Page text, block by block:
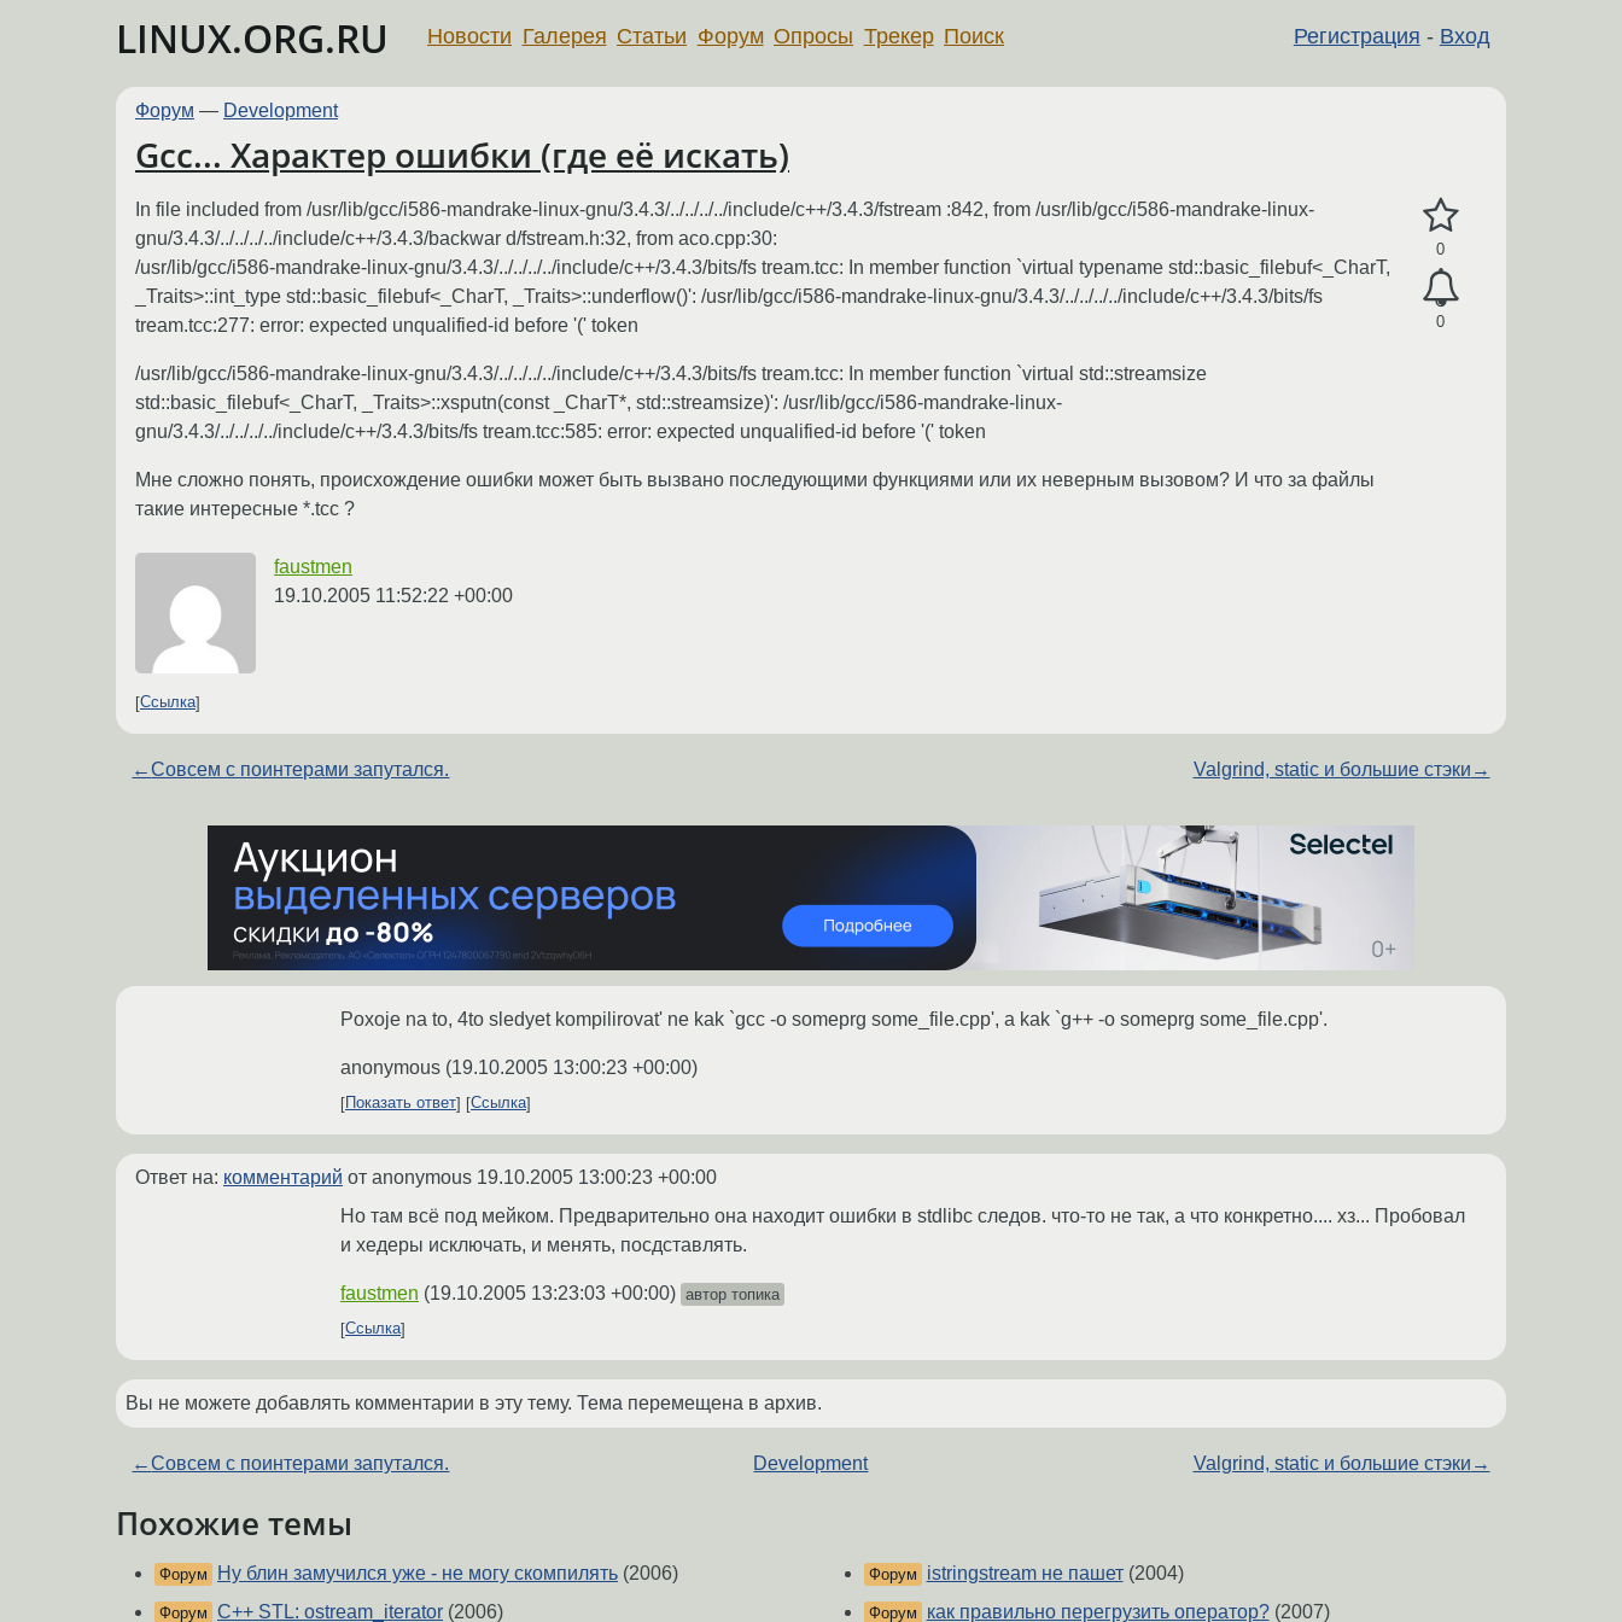
LINUX.ORG.RU Регистрация - Вход
Новости Галерея Статьи Форум Опросы Трекер Поиск
Форум — Development
Gcc... Характер ошибки (где её искать)
0
0
In file included from /usr/lib/gcc/i586-mandrake-linux-gnu/3.4.3/../../../../include/c++/3.4.3/fstream :842, from /usr/lib/gcc/i586-mandrake-linux-
gnu/3.4.3/../../../../include/c++/3.4.3/backwar d/fstream.h:32, from aco.cpp:30:
/usr/lib/gcc/i586-mandrake-linux-gnu/3.4.3/../../../../include/c++/3.4.3/bits/fs tream.tcc: In member function `virtual typename std::basic_filebuf<_CharT,
_Traits>::int_type std::basic_filebuf<_CharT, _Traits>::underflow()': /usr/lib/gcc/i586-mandrake-linux-gnu/3.4.3/../../../../include/c++/3.4.3/bits/fs
tream.tcc:277: error: expected unqualified-id before '(' token
/usr/lib/gcc/i586-mandrake-linux-gnu/3.4.3/../../../../include/c++/3.4.3/bits/fs tream.tcc: In member function `virtual std::streamsize
std::basic_filebuf<_CharT, _Traits>::xsputn(const _CharT*, std::streamsize)': /usr/lib/gcc/i586-mandrake-linux-
gnu/3.4.3/../../../../include/c++/3.4.3/bits/fs tream.tcc:585: error: expected unqualified-id before '(' token
Мне сложно понять, происхождение ошибки может быть вызвано последующими функциями или их неверным вызовом? И что за файлы
такие интересные *.tcc ?
faustmen
19.10.2005 11:52:22 +00:00
Ссылка
←Совсем с поинтерами запутался. Valgrind, static и большие стэки →
Poxoje na to, 4to sledyet kompilirovat' ne kak `gcc -o someprg some_file.cpp', a kak `g++ -o someprg some_file.cpp'.
anonymous (19.10.2005 13:00:23 +00:00)
Показать ответ Ссылка
Ответ на: комментарий от anonymous 19.10.2005 13:00:23 +00:00
Но там всё под мейком. Предварительно она находит ошибки в stdlibc следов. что-то не так, а что конкретно.... хз... Пробовал
и хедеры исключать, и менять, посдставлять.
faustmen (19.10.2005 13:23:03 +00:00) автор топика
Ссылка
Вы не можете добавлять комментарии в эту тему. Тема перемещена в архив.
←Совсем с поинтерами запутался. Development Valgrind, static и большие стэки →
Похожие темы
Форум Ну блин замучился уже - не могу скомпилять (2006)
Форум C++ STL: ostream_iterator (2006)
Форум istringstream не пашет(2004)
Форум как правильно перегрузить оператор?(2007)